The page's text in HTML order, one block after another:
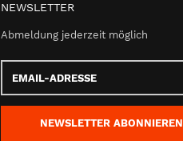
NEWSLETTER
Abmeldung jederzeit möglich
Adresse
NEWSLETTER ABONNIEREN